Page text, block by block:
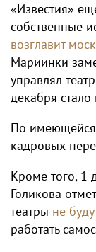
«Известия»
собственные
возглавит
Мариинки
управлял
декабря стало
По
кадровых
Кроме того, 1
Голикова
театры не
работать